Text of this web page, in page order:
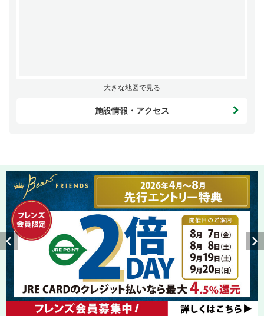
大きな地図で見る
施設情報・アクセス